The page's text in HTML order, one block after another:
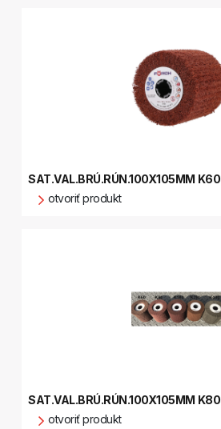
SAT.VAL.BRÚ.RÚN.100X105MM K60
otvoriť produkt
SAT.VAL.BRÚ.RÚN.100X105MM K80
otvoriť produkt